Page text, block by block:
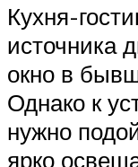
Кухня-
источника
окно в
Однако к
нужно
ярко